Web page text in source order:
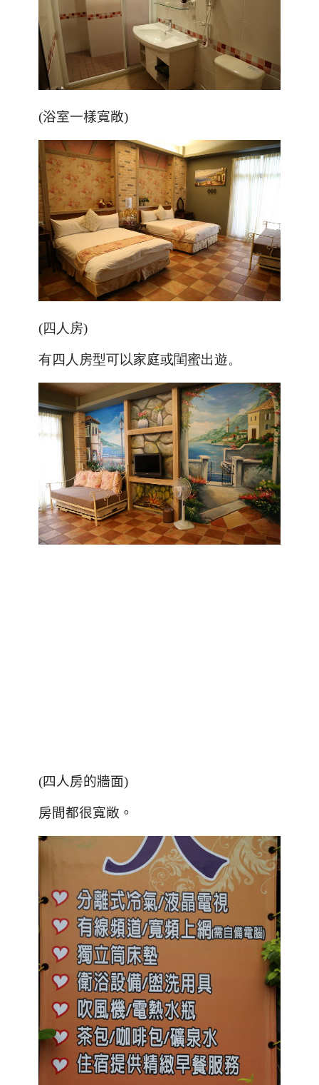
(浴室一樣寬敞)
(四人房)
有四人房型可以家庭或閨蜜出遊。
(四人房的牆面)
房間都很寬敞。